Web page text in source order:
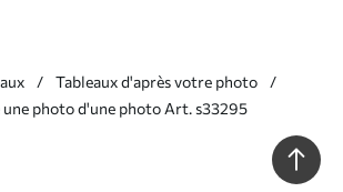
Tableaux d'après votre photo
photo d'une photo Art. s33295